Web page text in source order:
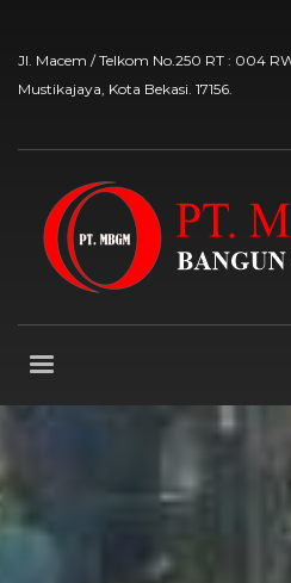
Jl. Macem / Telkom No.250 RT : 004
Mustikajaya, Kota Bekasi. 17156.